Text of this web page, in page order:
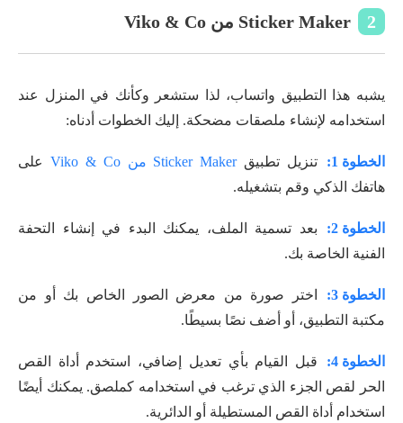
2 Sticker Maker من Viko & Co
يشبه هذا التطبيق واتساب، لذا ستشعر وكأنك في المنزل عند
استخدامه لإنشاء ملصقات مضحكة. إليك الخطوات أدناه:
الخطوة 1: تنزيل تطبيقSticker Maker من Viko & Co
على
هاتفك الذكي وقم بتشغيله.
الخطوة 2:
بعد تسمية الملف، يمكنك البدء في إنشاء التحفة
الفنية الخاصة بك.
الخطوة 3:
اختر صورة من معرض الصور الخاص بك أو من
مكتبة التطبيق، أو أضف نصًا بسيطًا.
الخطوة 4:
قبل القيام بأي تعديل إضافي، استخدم أداة القص
الحر لقص الجزء الذي ترغب في استخدامه كملصق. يمكنك أيضًا
استخدام أداة القص المستطيلة أو الدائرية.